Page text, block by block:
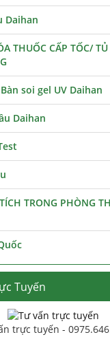
Daihan
THUỐC CẤP TỐC/
soi gel UV Daihan
Daihan
TRONG PHÒNG
Tuyến
trực tuyến -